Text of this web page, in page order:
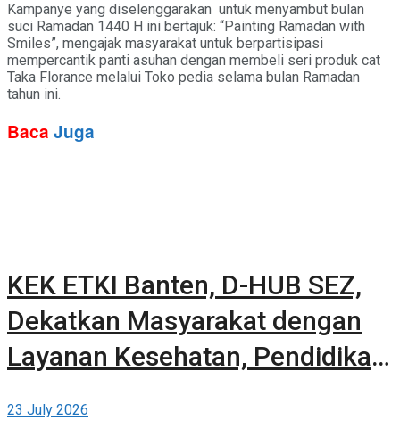
Kampanye yang diselenggarakan untuk menyambut bulan
suci Ramadan 1440 H ini bertajuk: “Painting Ramadan with
Smiles”, mengajak masyarakat untuk berpartisipasi
mempercantik panti asuhan dengan membeli seri produk cat
Taka Florance melalui Toko pedia selama bulan Ramadan
tahun ini.
Baca Juga
KEK ETKI Banten, D-HUB SEZ,
Dekatkan Masyarakat dengan
Layanan Kesehatan, Pendidikan,
23 July 2026